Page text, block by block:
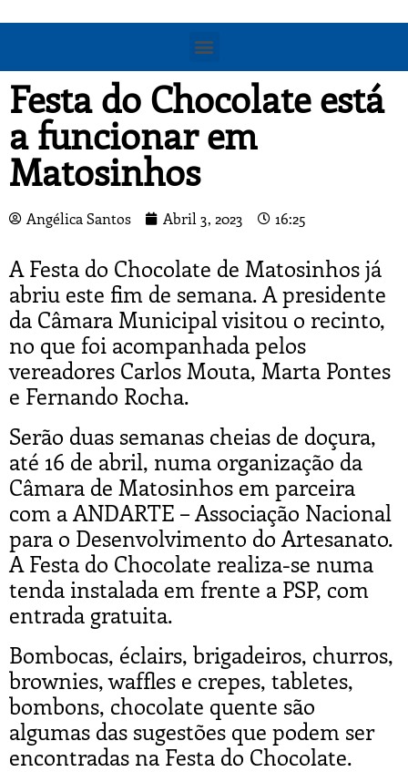
Festa do Chocolate está
a funcionar em
Matosinhos
Angélica Santos Abril 3, 2023 16:25
A Festa do Chocolate de Matosinhos já
abriu este fim de semana. A presidente
da Câmara Municipal visitou o recinto,
no que foi acompanhada pelos
vereadores Carlos Mouta, Marta Pontes
e Fernando Rocha.
Serão duas semanas cheias de doçura,
até 16 de abril, numa organização da
Câmara de Matosinhos em parceira
com a ANDARTE – Associação Nacional
para o Desenvolvimento do Artesanato.
A Festa do Chocolate realiza-se numa
tenda instalada em frente a PSP, com
entrada gratuita.
Bombocas, éclairs, brigadeiros, churros,
brownies, waffles e crepes, tabletes,
bombons, chocolate quente são
algumas das sugestões que podem ser
encontradas na Festa do Chocolate.